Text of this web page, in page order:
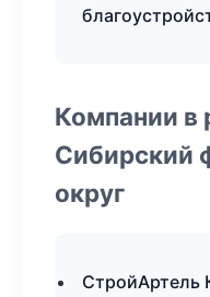
Компании в
Сибирский
округ
СтройАртель